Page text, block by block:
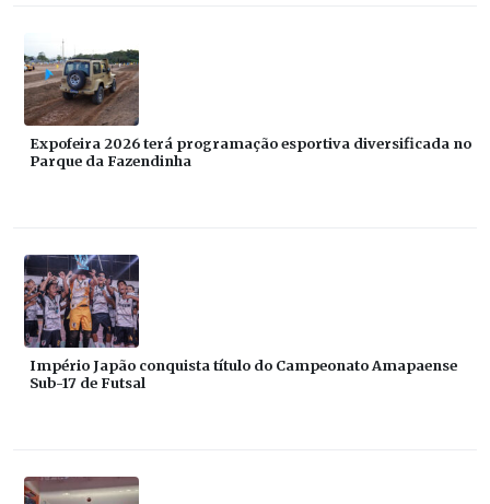
Expofeira 2026 terá programação esportiva diversificada no
Parque da Fazendinha
Império Japão conquista título do Campeonato Amapaense
Sub-17 de Futsal